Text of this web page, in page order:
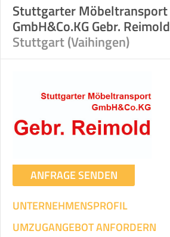
Stuttgarter Möbeltransport
GmbH&Co.KG Gebr. Reimold
Stuttgart (Vaihingen)
ANFRAGE SENDEN
UNTERNEHMENSPROFIL
UMZUGANGEBOT ANFORDERN